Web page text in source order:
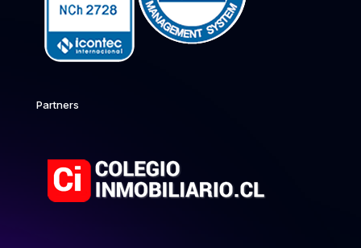
Partners